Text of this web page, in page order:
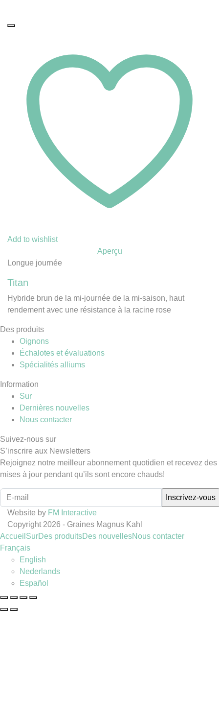
Add to wishlist
Aperçu
Longue journée
Titan
Hybride brun de la mi-journée de la mi-saison, haut
rendement avec une résistance à la racine rose
Des produits
Oignons
Échalotes et évaluations
Spécialités alliums
Information
Sur
Dernières nouvelles
Nous contacter
Suivez-nous sur
S’inscrire aux Newsletters
Rejoignez notre meilleur abonnement quotidien et recevez des
mises à jour pendant qu’ils sont encore chauds!
Website by FM Interactive
Copyright 2026 - Graines Magnus Kahl
Accueil SurDes produitsDes nouvellesNous contacter
Français
English
Nederlands
Español